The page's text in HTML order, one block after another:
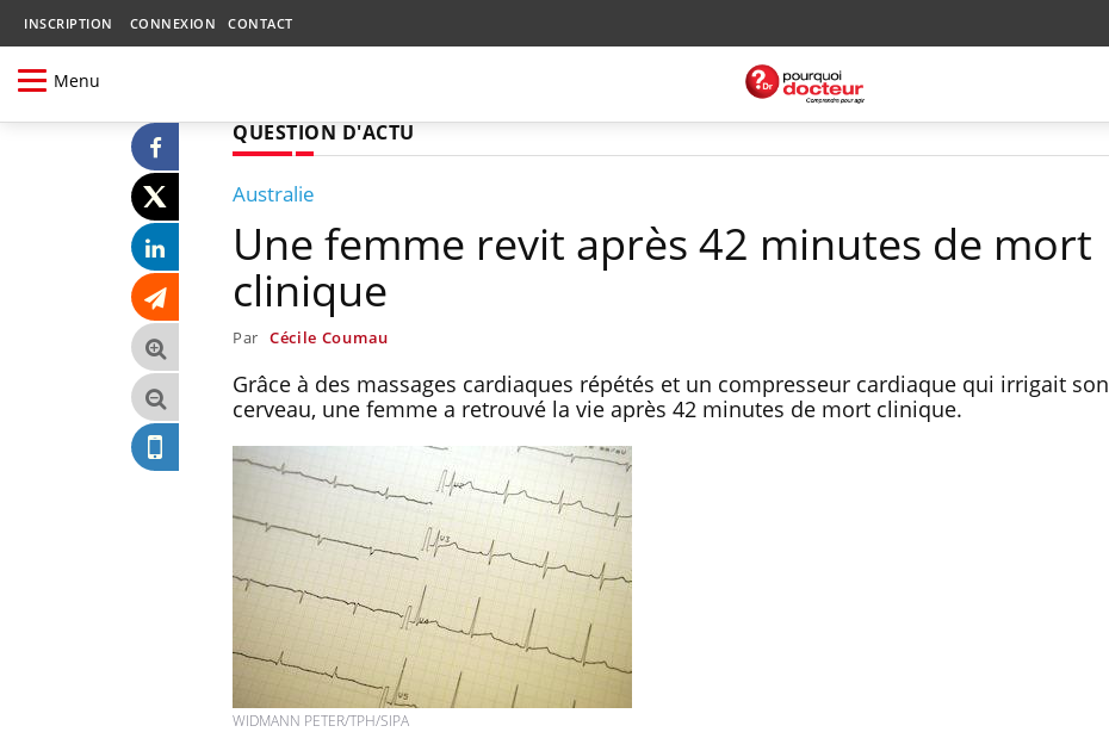
INSCRIPTION CONNEXION CONTACT
Menu
QUESTION D'ACTU
Australie
Une femme revit après 42 minutes de mort
clinique
Par Cécile Coumau
Grâce à des massages cardiaques répétés et un compresseur cardiaque qui irrigait son
cerveau, une femme a retrouvé la vie après 42 minutes de mort clinique.
WIDMANN PETER/TPH/SIPA
Grossesse à risque : ce jus
naturel attire l'attention
des chercheurs